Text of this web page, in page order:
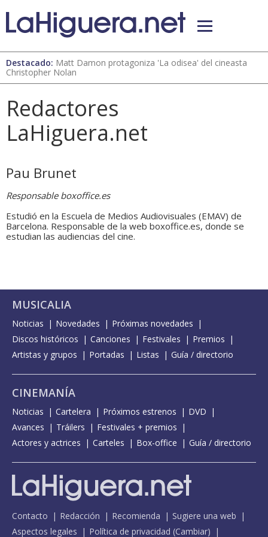
Destacado: Matt Damon protagoniza 'La odisea' del cineasta
Christopher Nolan
Redactores
LaHiguera.net
Pau Brunet
Responsable boxoffice.es
Estudió en la Escuela de Medios Audiovisuales (EMAV) de
Barcelona. Responsable de la web boxoffice.es, donde se
estudian las audiencias del cine.
MUSICALIA
Noticias Novedades
Próximas novedades
Discos históricos
Canciones Festivales
Premios
Artistas y grupos
Portadas Listas Guía / directorio
CINEMANÍA
Noticias Cartelera Próximos estrenos
DVD
Avances
Tráilers
Festivales + premios
Actores y actrices
Carteles Box-office Guía / directorio
Contacto Redacción Recomienda
Sugiere una web
Aspectos legales
Política de privacidad (Cambiar)